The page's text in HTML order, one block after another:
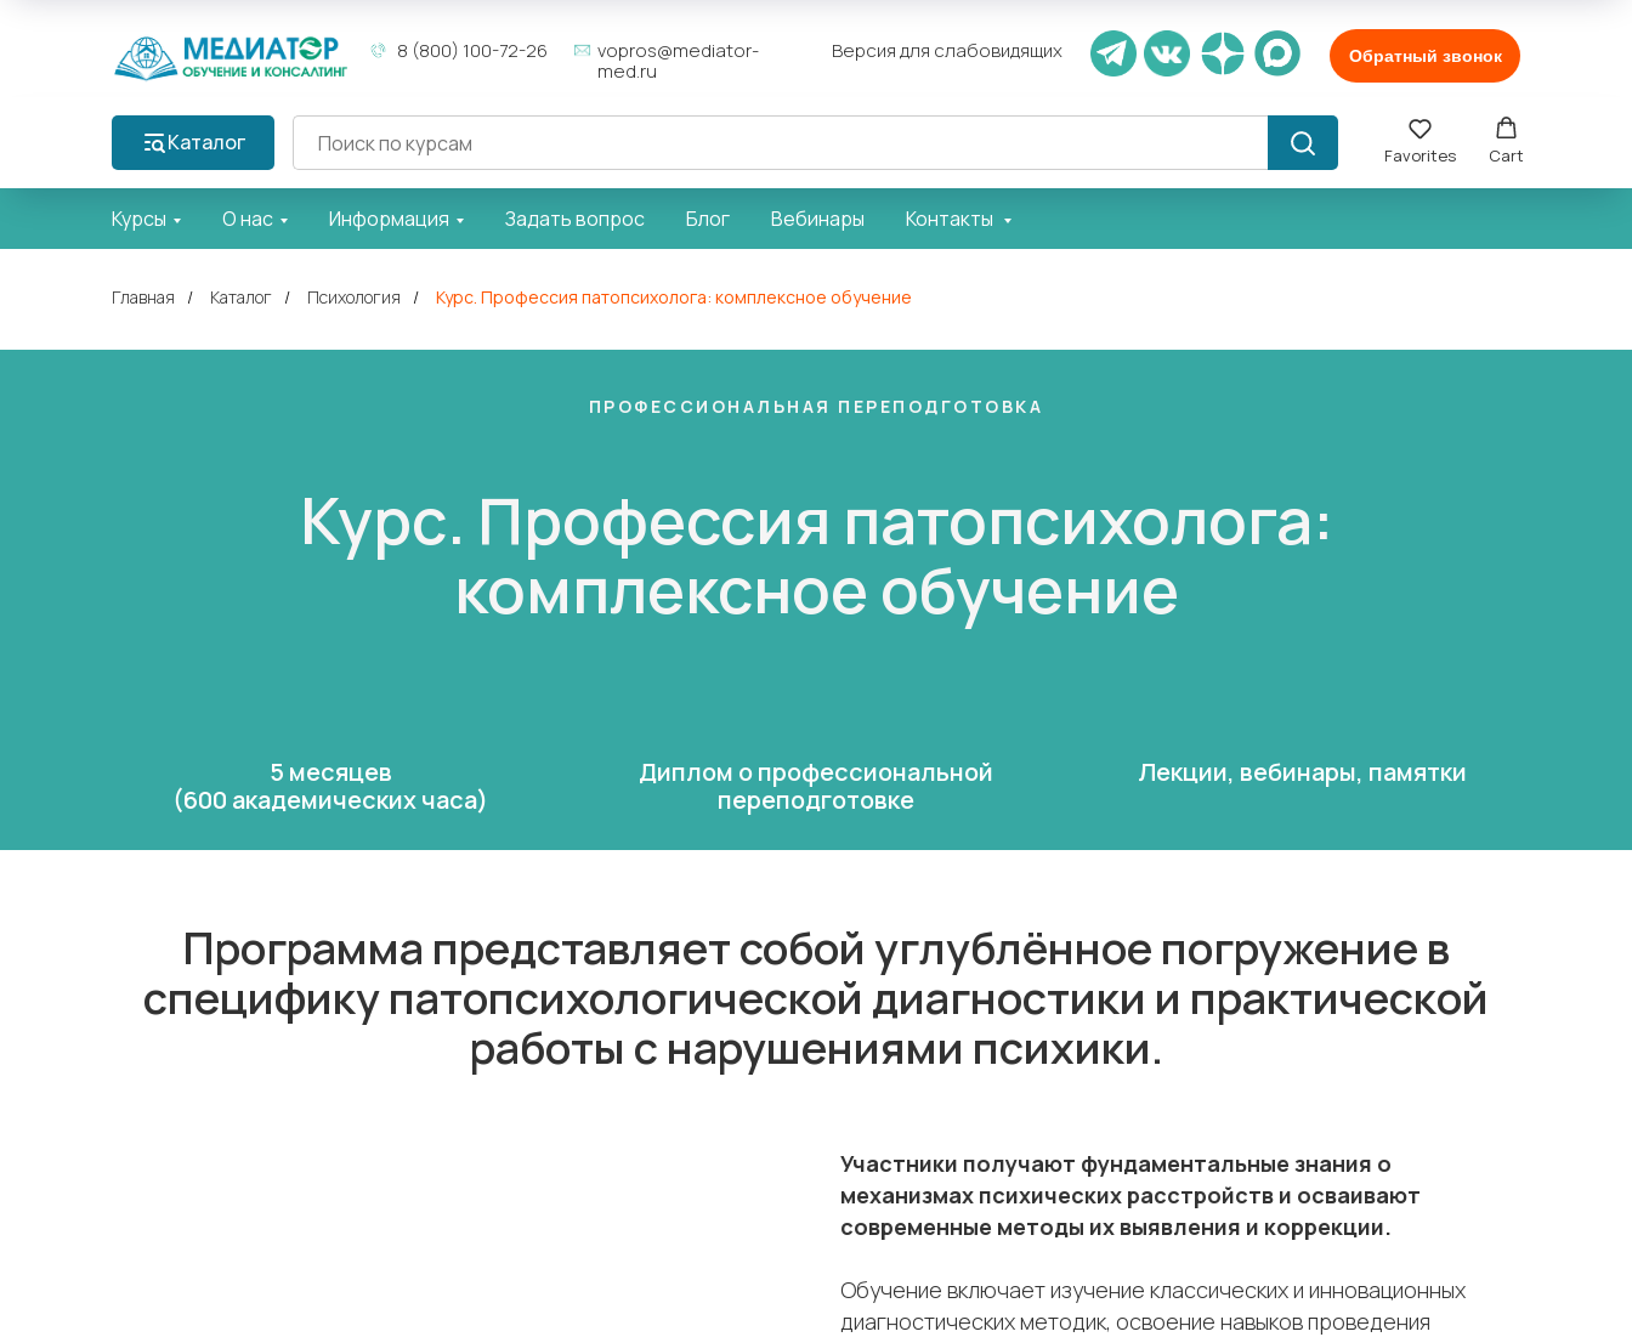
Версия для слабовидящих Обратный звонок
8 (800) 100-72-26
vopros@mediator-
med.ru
Каталог Favorites Cart
Курсы О нас Информация Задать вопрос Блог Вебинары Контакты
Главная / Каталог / Психология / Курс. Профессия патопсихолога: комплексное обучение
ПРОФЕССИОНАЛЬНАЯ ПЕРЕПОДГОТОВКА
Курс. Профессия патопсихолога:
комплексное обучение
5 месяцев
(600 академических часа)
Диплом о профессиональной
переподготовке
Лекции, вебинары, памятки
Программа представляет собой углублённое погружение в
специфику патопсихологической диагностики и практической
работы с нарушениями психики.
Участники получают фундаментальные знания о
механизмах психических расстройств и осваивают
современные методы их выявления и коррекции.
Обучение включает изучение классических и инновационных
диагностических методик, освоение навыков проведения